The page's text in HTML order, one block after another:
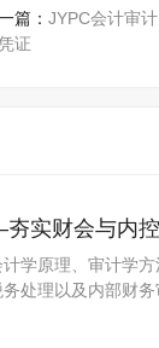
篇： JYPC会计审
证
实财会与内
学原理、审计学
处理以及内部财
懂做账又懂查账的